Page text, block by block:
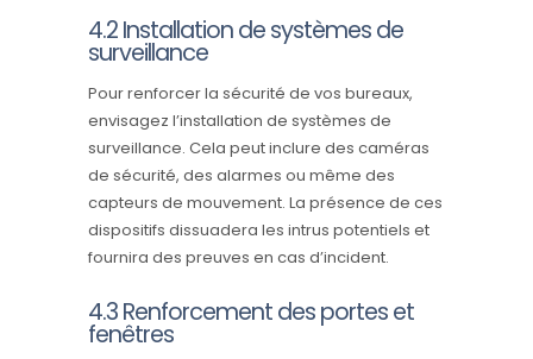
4.2 Installation de systèmes de
surveillance
Pour renforcer la sécurité de vos bureaux,
envisagez l’installation de systèmes de
surveillance. Cela peut inclure des caméras
de sécurité, des alarmes ou même des
capteurs de mouvement. La présence de ces
dispositifs dissuadera les intrus potentiels et
fournira des preuves en cas d’incident.
4.3 Renforcement des portes et
fenêtres